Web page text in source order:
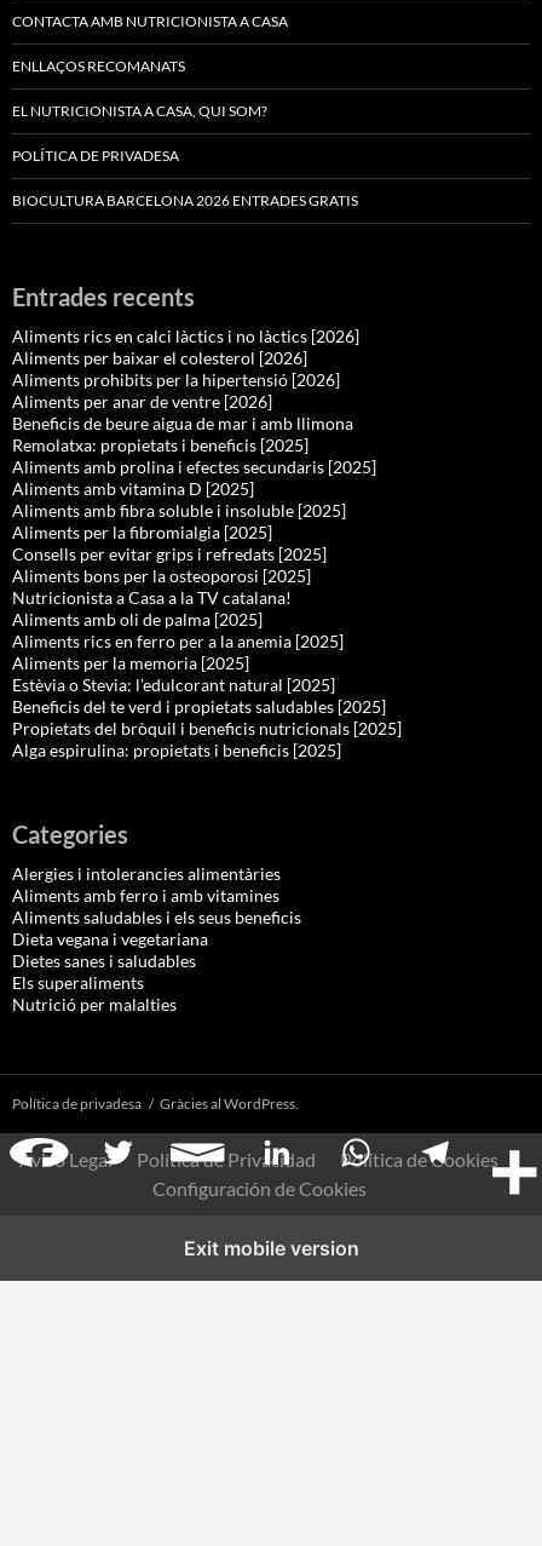
CONTACTA AMB NUTRICIONISTA A CASA
ENLLAÇOS RECOMANATS
EL NUTRICIONISTA A CASA, QUI SOM?
POLÍTICA DE PRIVADESA
BIOCULTURA BARCELONA 2026 ENTRADES GRATIS
Entrades recents
Aliments rics en calci làctics i no làctics [2026]
Aliments per baixar el colesterol [2026]
Aliments prohibits per la hipertensió [2026]
Aliments per anar de ventre [2026]
Beneficis de beure aigua de mar i amb llimona
Remolatxa: propietats i beneficis [2025]
Aliments amb prolina i efectes secundaris [2025]
Aliments amb vitamina D [2025]
Aliments amb fibra soluble i insoluble [2025]
Aliments per la fibromialgia [2025]
Consells per evitar grips i refredats [2025]
Aliments bons per la osteoporosi [2025]
Nutricionista a Casa a la TV catalana!
Aliments amb oli de palma [2025]
Aliments rics en ferro per a la anemia [2025]
Aliments per la memoria [2025]
Estèvia o Stevia: l’edulcorant natural [2025]
Beneficis del te verd i propietats saludables [2025]
Propietats del bròquil i beneficis nutricionals [2025]
Alga espirulina: propietats i beneficis [2025]
Categories
Alergies i intolerancies alimentàries
Aliments amb ferro i amb vitamines
Aliments saludables i els seus beneficis
Dieta vegana i vegetariana
Dietes sanes i saludables
Els superaliments
Nutrició per malalties
Política de privadesa Gràcies al WordPress.
Aviso Legal Política de Privacidad
Política de Cookies
Configuración de Cookies
Exit mobile version